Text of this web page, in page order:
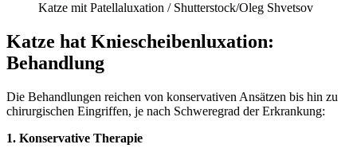
Katze mit Patellaluxation / Shutterstock/Oleg Shvetsov
Katze hat Kniescheibenluxation:
Behandlung
Die Behandlungen reichen von konservativen Ansätzen bis hin zu
chirurgischen Eingriffen, je nach Schweregrad der Erkrankung:
1. Konservative Therapie